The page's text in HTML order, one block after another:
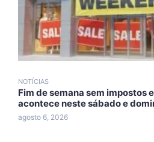
NOTÍCIAS
Fim de semana sem impostos
acontece neste sábado e
agosto 6, 2026